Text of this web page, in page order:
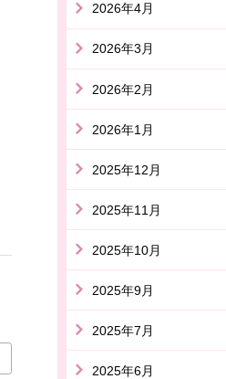
2026年4月
2026年3月
2026年2月
2026年1月
2025年12月
2025年11月
2025年10月
2025年9月
2025年7月
2025年6月